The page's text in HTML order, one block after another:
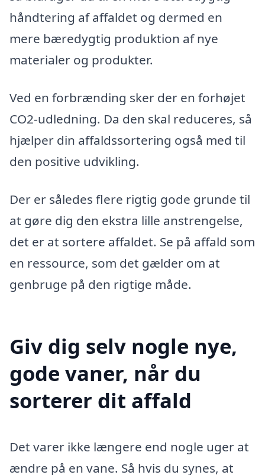
håndtering af affaldet og dermed en
mere bæredygtig produktion af nye
materialer og produkter.
Ved en forbrænding sker der en forhøjet
CO2-udledning. Da den skal reduceres, så
hjælper din affaldssortering også med til
den positive udvikling.
Der er således flere rigtig gode grunde til
at gøre dig den ekstra lille anstrengelse,
det er at sortere affaldet. Se på affald som
en ressource, som det gælder om at
genbruge på den rigtige måde.
Giv dig selv nogle nye,
gode vaner, når du
sorterer dit affald
Det varer ikke længere end nogle uger at
ændre på en vane. Så hvis du synes, at